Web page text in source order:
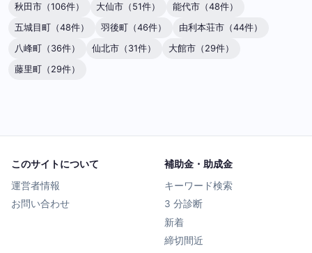
秋田市（106件） 大仙市（51件）
能代市（48件）
五城目町（48件）
羽後町（46件）
由利本荘市（44件）
八峰町（36件）
仙北市（31件）
大館市（29件）
藤里町（29件）
このサイトについて
運営者情報
お問い合わせ
補助金・助成金
キーワード検索
3 分診断
新着
締切間近